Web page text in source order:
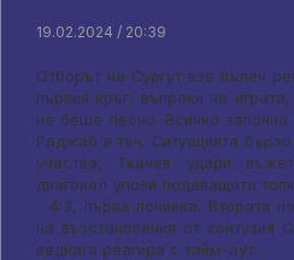
19.02.2024 / 20:39
Отборът на Сургут взе пълен
първия кръг, въпреки че
не беше лесно. Всичко
Раджаб в тъч. Ситуацията
участва, Ткачев удари
диагонал улови подаващата
- 4:3, първа почивка. Втората
на възстановения от
веднага реагира с тайм-аут.